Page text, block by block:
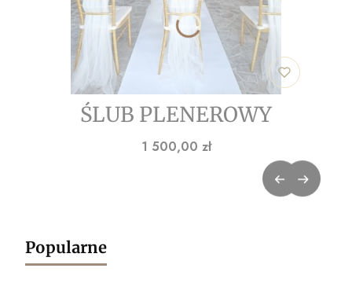
ŚLUB PLENEROWY
Cena
1 500,00 zł
Popularne